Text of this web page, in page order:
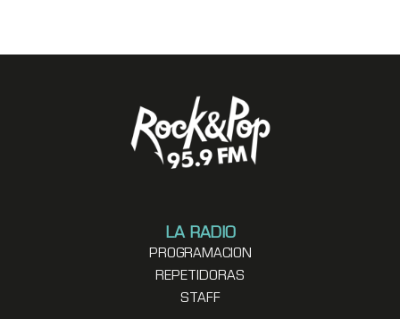
LA RADIO
PROGRAMACION
REPETIDORAS
STAFF